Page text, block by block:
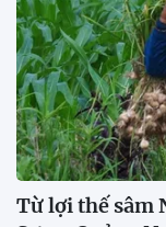
Từ lợi thế sâm